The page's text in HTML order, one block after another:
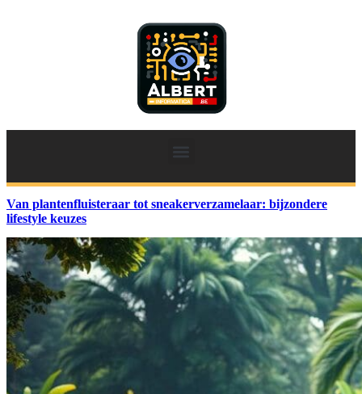
Van plantenfluisteraar tot sneakerverzamelaar: bijzondere
lifestyle keuzes